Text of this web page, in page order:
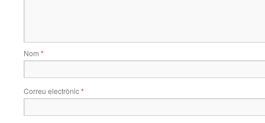
Nom *
Correu electrònic*